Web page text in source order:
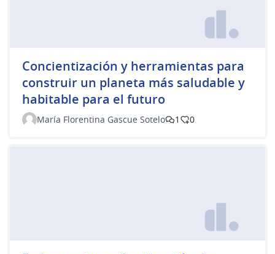
Concientización y herramientas para
construir un planeta más saludable y
habitable para el futuro
María Florentina Gascue Sotelo 1 0